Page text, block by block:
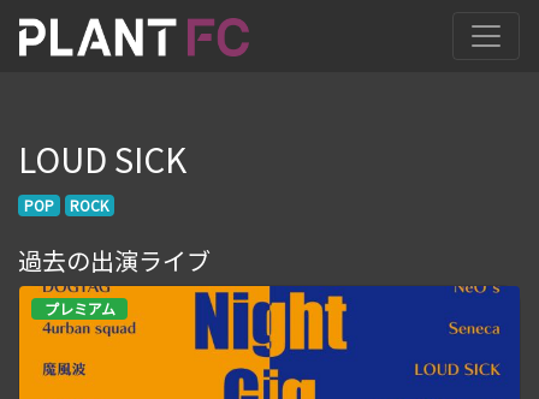
LOUD SICK
POP ROCK
過去の出演ライブ
プレミアム